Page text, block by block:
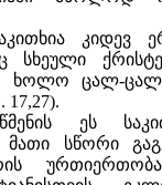
კიდევ
სხეული
ხოლო ცალ-
ეს
მათი სწორი